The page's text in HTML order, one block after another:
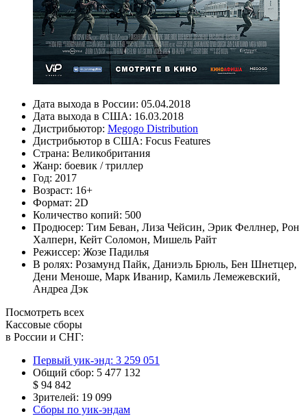
Дата выхода в России: 05.04.2018
Дата выхода в США: 16.03.2018
Дистрибьютор: Megogo Distribution
Дистрибьютор в США: Focus Features
Страна: Великобритания
Жанр: боевик /триллер
Год: 2017
Возраст: 16+
Формат: 2D
Количество копий: 500
Продюсер: Тим Беван, Лиза Чейсин, Эрик Феллнер, Рон
Халперн, Кейт Соломон, Мишель Райт
Режиссер: Жозе Падилья
В ролях: Розамунд Пайк, Даниэль Брюль, Бен Шнетцер,
Дени Меноше, Марк Иванир, Камиль Лемежевский,
Андреа Дэк
Посмотреть всех
Кассовые сборы
в России и СНГ:
Первый уик-энд: 3 259 051
Общий сбор: 5 477 132
$ 94 842
Зрителей: 19 099
Сборы по уик-эндам